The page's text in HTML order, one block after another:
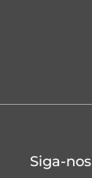
Siga-nos